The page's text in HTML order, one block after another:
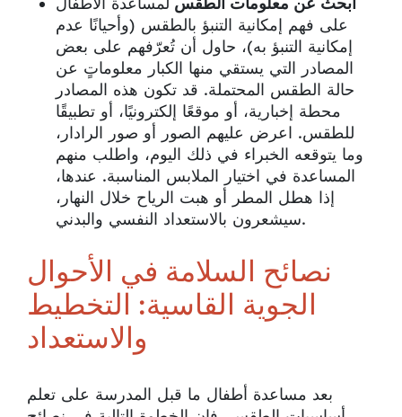
على فهم إمكانية التنبؤ بالطقس (وأحيانًا عدم
إمكانية التنبؤ به)، حاول أن تُعرّفهم على بعض
المصادر التي يستقي منها الكبار معلوماتٍ عن
حالة الطقس المحتملة. قد تكون هذه المصادر
محطة إخبارية، أو موقعًا إلكترونيًا، أو تطبيقًا
للطقس. اعرض عليهم الصور أو صور الرادار،
وما يتوقعه الخبراء في ذلك اليوم، واطلب منهم
المساعدة في اختيار الملابس المناسبة. عندها،
إذا هطل المطر أو هبت الرياح خلال النهار،
سيشعرون بالاستعداد النفسي والبدني.
نصائح السلامة في الأحوال
الجوية القاسية: التخطيط
والاستعداد
بعد مساعدة أطفال ما قبل المدرسة على تعلم